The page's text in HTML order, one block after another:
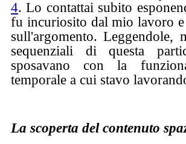
4. Lo contattai subito
fu incuriosito dal mio lavoro
sull'argomento.
sequenziali di questa
sposavano con la
temporale a cui stavo
La scoperta del contenuto